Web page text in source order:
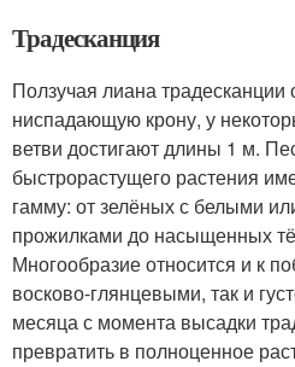
Традесканция
Ползучая лиана традесканции
ниспадающую крону, у
ветви достигают длины 1 м.
быстрорастущего растения
гамму: от зелёных с белыми
прожилками до насыщенных
Многообразие относится и к
восково-глянцевыми, так и
месяца с момента высадки
превратить в полноценное